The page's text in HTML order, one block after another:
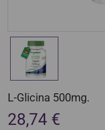
L-Glicina 500mg.
28,74 €